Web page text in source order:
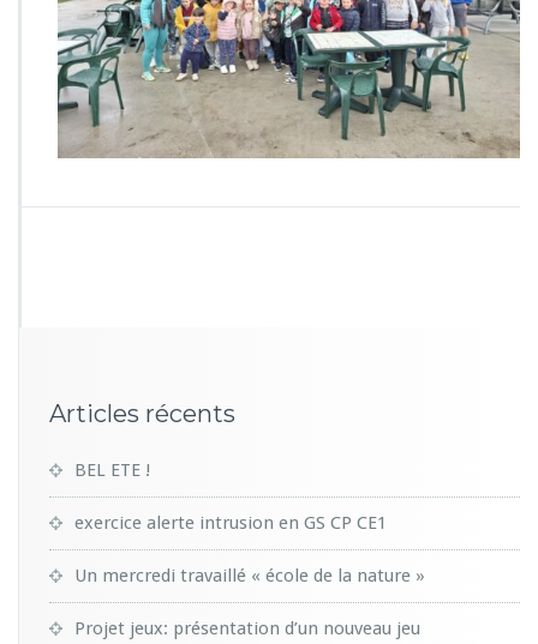
6
0
3
1
6
-
W
0
Articles récents
BEL ETE !
exercice alerte intrusion en GS CP CE1
Un mercredi travaillé « école de la nature »
Projet jeux: présentation d’un nouveau jeu